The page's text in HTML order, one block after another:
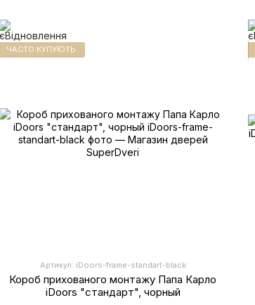
ЧАСТО КУПУЮТЬ
Артикул: iDoors-frame-standart-black
Короб прихованого монтажу Папа Карло
iDoors "стандарт", чорный